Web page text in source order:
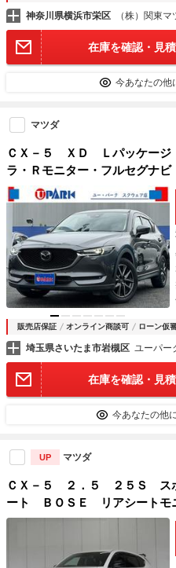
神奈川県横浜市栄区 （株）関東
在庫を確認・見
今あなたの他
マツダ
ＣＸ－５ ＸＤ Ｌパッケージ
ラ・Ｒモニター・フルセグナ
ト・ＨＵＤ・ＢＳＭ・Ｃソナー
テア・シートヒーター・ＵＳＢ
販売店保証 オンライン商談可 ローン仮
埼玉県さいたま市岩槻区 ユーパ
在庫を確認・見
今あなたの他
UP マツダ
ＣＸ－５ ２．５ ２５Ｓ ス
ート ＢＯＳＥ リアシートモ
ー 純正ナビ 前後ドライブレ
サー パドルシフト レーダー
ートヒーター 電動シート